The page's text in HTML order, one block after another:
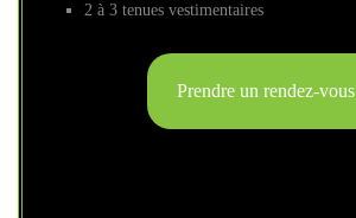
2 à 3 tenues vestimentaires
Prendre un rendez-vous